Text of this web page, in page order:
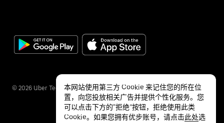
© 2026 Uber Technologies Inc.
本网站使用第三方 Cookie 来记住您的所在位
置，向您投放相关广告并提供个性化服务。您
可以点击下方的“拒绝”按钮，拒绝使用此类
Cookie。如果您拥有优步账号，请点击此处选